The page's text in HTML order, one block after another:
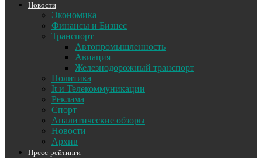
Новости
Экономика
Финансы и Бизнес
Транспорт
Автопромышленность
Авиация
Железнодорожный транспорт
Политика
It и Телекоммуникации
Реклама
Спорт
Аналитические обзоры
Новости
Архив
Пресс-рейтинги